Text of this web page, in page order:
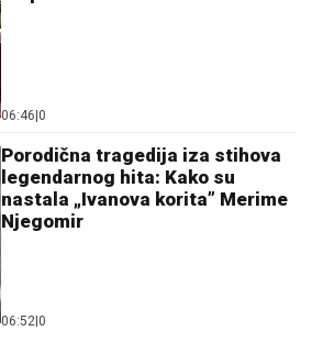
06:46|0
Porodična tragedija iza stihova
legendarnog hita: Kako su
nastala „Ivanova korita” Merime
Njegomir
06:52|0